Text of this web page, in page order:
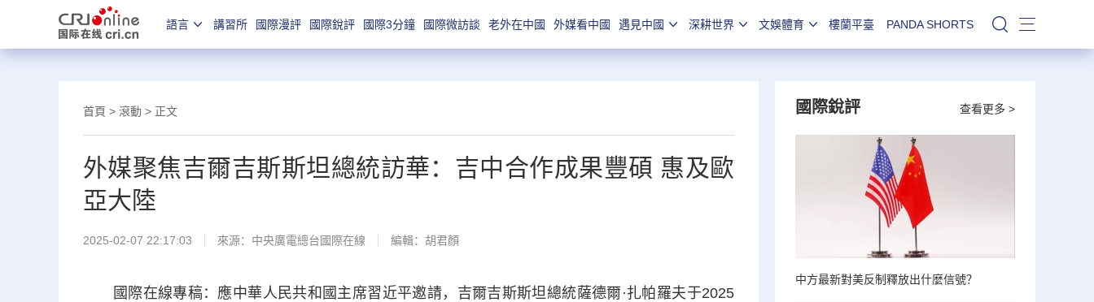
語言 講習所 國際漫評 國際銳評 國際3分鐘 國際微訪談 老外在中國 外媒看中國 遇見中國 深耕世界 文娛體育 樓蘭平臺 PANDA SHORTS 站內搜索
首頁 > 滾動 > 正文
外媒聚焦吉爾吉斯斯坦總統訪華：吉中合作成果豐碩 惠及歐
亞大陸
2025-02-07 22:17:03 來源：中央廣電總台國際在線 編輯：胡君顏
國際在線專稿：應中華人民共和國主席習近平邀請，吉爾吉斯斯坦總統薩德爾·扎帕羅夫于2025
查看更多 >
國際銳評
中方最新對美反制釋放出什麼信號？